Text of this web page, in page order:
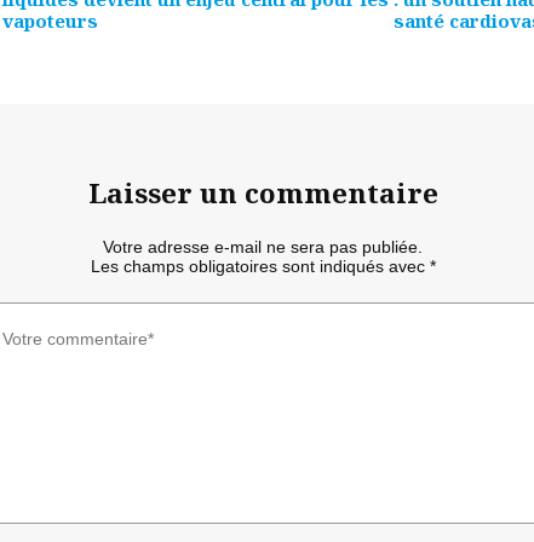
vapoteurs
santé
Laisser un commentaire
Votre adresse e-mail ne sera pas publiée.
Les champs obligatoires sont indiqués avec *